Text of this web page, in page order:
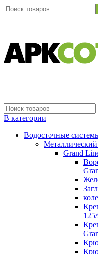
В категории
Водосточные
Металлический
Grand